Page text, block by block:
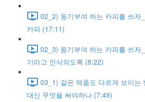
02_2) 동기부여 하는 카피를 쓰자
카피 (17:11)
02_3) 동기부여 하는 카피를 쓰자
기라고 인식되도록 (8:22)
03_1) 같은 제품도 다르게 보이는
대신 무엇을 써야하나 (7:49)